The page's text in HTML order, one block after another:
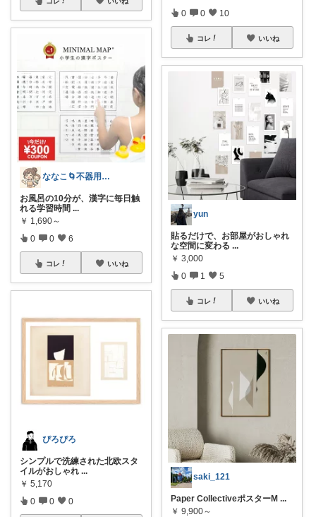
ななこ🌀不器用ママ￤家事＆育児グッズ
お風呂の10分が、漢字に毎日触
れる学習時間 ...
￥ 1,690～
0 0 6
コレ いいね
ぴろぴろ
シンプルで洗練された北欧スタ
イルがおしゃれ ...
￥ 5,170
0 0 0
0 0 10
コレ いいね
yun
貼るだけで、お部屋がおしゃれ
な空間に変わる ...
￥ 3,000
0 1 5
コレ いいね
saki_121
Paper CollectiveポスターM ...
￥ 9,900～